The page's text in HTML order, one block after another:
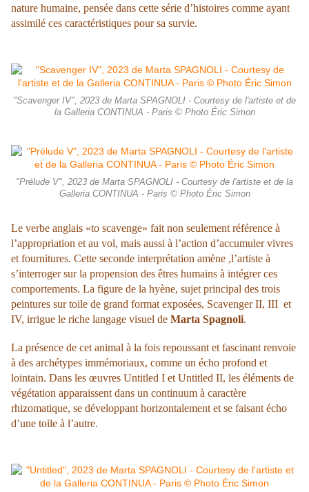
nature humaine, pensée dans cette série d’histoires comme ayant
assimilé ces caractéristiques pour sa survie.
"Scavenger IV", 2023 de Marta SPAGNOLI - Courtesy de l'artiste et de
la Galleria CONTINUA - Paris © Photo Éric Simon
"Prélude V", 2023 de Marta SPAGNOLI - Courtesy de l'artiste et de la
Galleria CONTINUA - Paris © Photo Éric Simon
Le verbe anglais «to scavenge» fait non seulement référence à
l’appropriation et au vol, mais aussi à l’action d’accumuler vivres
et fournitures. Cette seconde interprétation amène ,l’artiste à
s’interroger sur la propension des êtres humains à intégrer ces
comportements. La figure de la hyène, sujet principal des trois
peintures sur toile de grand format exposées, Scavenger II, III et
IV, irrigue le riche langage visuel de Marta Spagnoli.
La présence de cet animal à la fois repoussant et fascinant renvoie
à des archétypes immémoriaux, comme un écho profond et
lointain. Dans les œuvres Untitled I et Untitled II, les éléments de
végétation apparaissent dans un continuum à caractère
rhizomatique, se développant horizontalement et se faisant écho
d’une toile à l’autre.